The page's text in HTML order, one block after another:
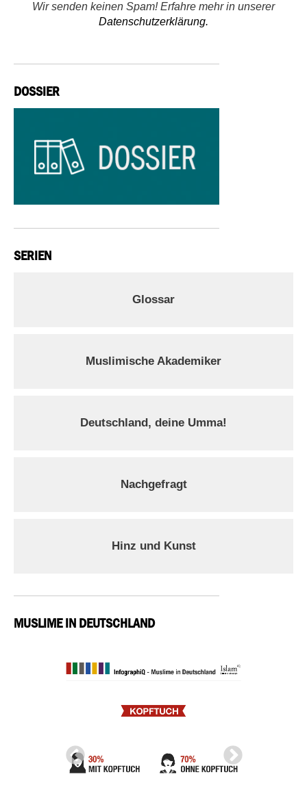
Wir senden keinen Spam! Erfahre mehr in unserer
Datenschutzerklärung.
DOSSIER
SERIEN
Glossar
Muslimische Akademiker
Deutschland, deine Umma!
Nachgefragt
Hinz und Kunst
MUSLIME IN DEUTSCHLAND